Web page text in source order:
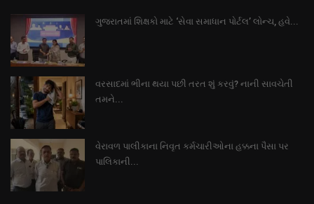
ગુજરાતમાં શિક્ષકો માટે ‘સેવા સમાધાન પોર્ટલ’ લોન્ચ, હવે...
વરસાદમાં ભીના થયા પછી તરત શું કરવું? નાની સાવચેતી
તમને...
વેરાવળ પાલીકાના નિવૃત કર્મચારીઓના હક્કના પૈસા પર
પાલિકાની...